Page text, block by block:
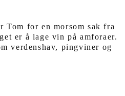
for en morsom sak fra
er å lage vin på amforaer.
verdenshav, pingviner og